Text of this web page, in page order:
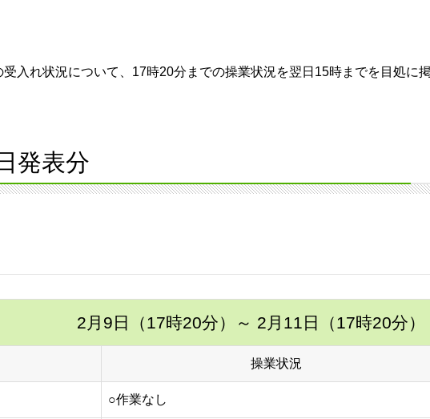
入れ状況について、17時20分までの操業状況を翌日15時までを目処に
発表分
2月9日（17時20分） ～ 2月11日（17時20分）
操業状況
○作業なし